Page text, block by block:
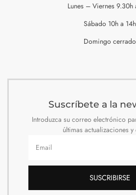
Lunes – Viernes 9.30h
Sábado 10h a 14h
Domingo cerrado
Suscríbete a la
Introduzca su correo electrónico
últimas actualizaciones y
SUSCRIBIRSE